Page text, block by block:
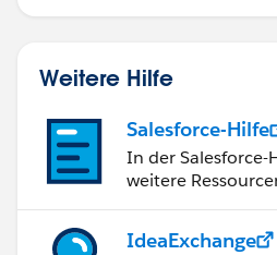
Weitere Hilfe
Salesforce-Hilfe
In der Salesforce-
weitere
IdeaExchange